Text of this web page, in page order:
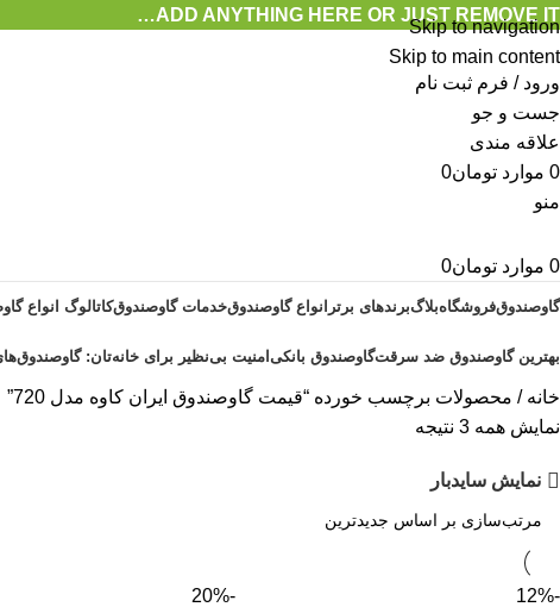
Skip to navigation
Skip to main content
ADD ANYTHING HERE OR JUST REMOVE IT…
ورود / فرم ثبت نام
جست و جو
علاقه مندی
0 موارد تومان0
منو
0 موارد تومان0
گاوصندوقفروشگاهبلاگبرندهای برتر انواع گاوصندوقخدمات گاوصندوقکاتالوگ انواع
بهترین گاوصندوق ضد سرقتگاوصندوق بانکیامنیت بی‌نظیر برای خانه‌تان: گاوصندوق‌های
خانه محصولات برچسب خورده “قیمت گاوصندوق ایران کاوه مدل 720”
نمایش همه 3 نتیجه
نمایش سایدبار
-12%
-20%